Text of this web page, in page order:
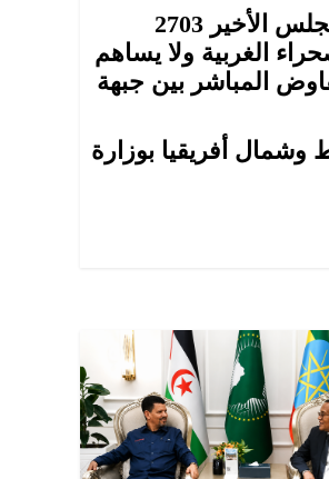
وفي هذا السياق، كان امتناع الاتحاد الروسي عن التصويت على قرار مجلس الأخير 2703
الغربية ولا يساهم
المباشر بين جبهة
أفريقيا بوزارة